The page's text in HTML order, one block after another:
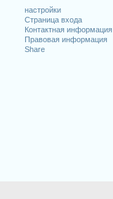
настройки
Страница входа
Контактная информация
Правовая информация
Share